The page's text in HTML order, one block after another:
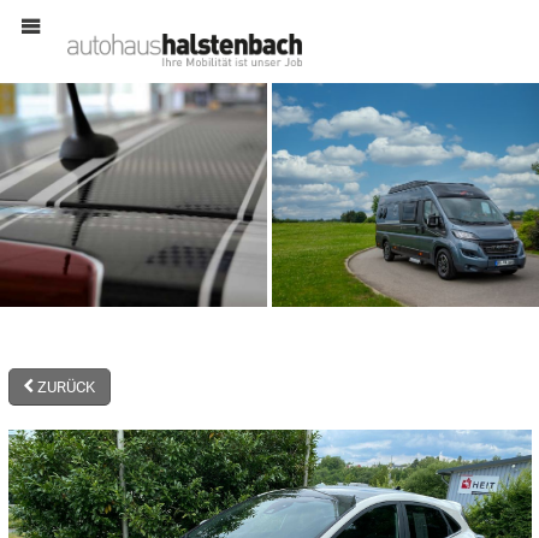
MENÜ
ZURÜCK